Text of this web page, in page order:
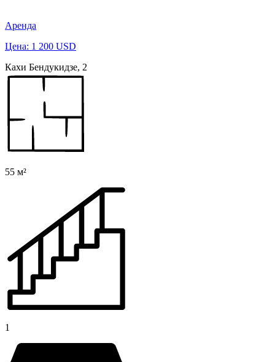
Аренда
Цена: 1 200 USD
Кахи Бендукидзе, 2
55 м²
1